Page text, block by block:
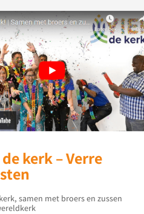
kerk – Verre
samen met broers en zussen